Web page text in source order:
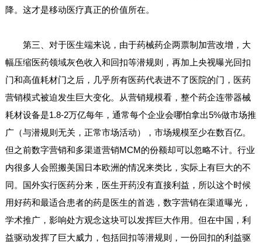
降。这才是移动医疗真正的价值所在。
第三、对于医生端来说，由于药械药企两票制加营改增，大
幅压缩医药领域灰色收入和回扣等潜规则，再加上央视曝光回扣
门和高值耗材门之后，几乎所有医药代表进不了医院的门，医药
营销模式被迫发生巨大变化。从营销规模看，整个药企连带器械
耗材设备是1.8-2万亿每年，通常每个企业会哪怕拿出5%做市场推
广（与潜规则无关，正常市场活动），市场规模至少在数百亿。
但之前数字营销和多渠道营销MCM的份额却可以忽略不计。行业
内很多人会照搬美国日本欧洲的情况来类比，实际上有巨大的不
同。国外实行医药分来，医生开药没有直接利益，所以这个时候
用好药和最适合患者的药是医生的首选，数字营销在渠道曝光，
学术推广，影响处方观念这块可以发挥巨大作用。但在中国，利
益驱动发挥了巨大威力，包括回扣等潜规则，一份回扣的利益驱